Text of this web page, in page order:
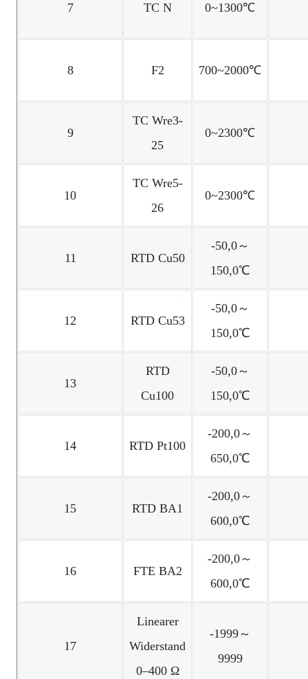
7 TC N 0~1300℃
8 F2 700~2000℃
9
TC Wre3-
25
0~2300℃
10
TC Wre5-
26
0~2300℃
11 RTD Cu50
-50,0～
150,0℃
12 RTD Cu53
-50,0～
150,0℃
13
RTD
Cu100
-50,0～
150,0℃
14 RTD Pt100
-200,0～
650,0℃
15 RTD BA1
-200,0～
600,0℃
16 FTE BA2
-200,0～
600,0℃
17
Linearer
Widerstand
0–400 Ω
-1999～
9999